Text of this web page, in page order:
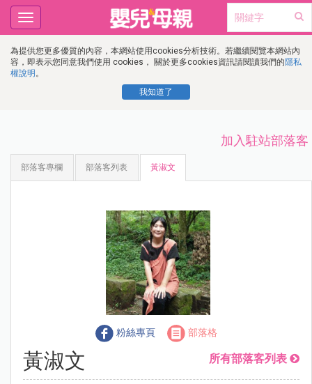
為提供您更多優質的內容，本網站使用cookies分析技術。若繼續閱覽本網站內
容，即表示您同意我們使用 cookies， 關於更多cookies資訊請閱讀我們的隱私
權說明 。
我知道了
Toggle
navigation
加入駐站部落客
部落客專欄 部落客列表 黃淑文
粉絲專頁 部落格
黃淑文 所有部落客列表